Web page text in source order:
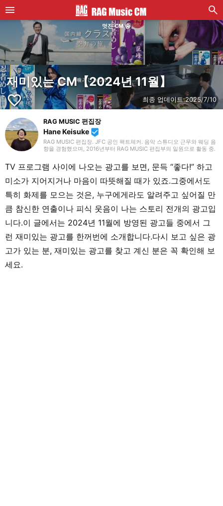
멋진 CM 송
재미있는 CM【2024년 11월】
favorite_border 최종 업데이트:2025/7/10
RAG MUSIC 편집장
Hane Keisuke beenhere
RAG MUSIC 편집장. JFC 공인 팩트체커. 음악 스튜디오 근무와 웨딩 음
향을 경험했으며, 2016년부터 RAG MUSIC 편집부의 일원으로 활동 중.
후에는 밴드에서 드럼 등 다양한 악기를 경험. 각종 곡 소개 글을 비롯해,
각지의 음악 페스티벌 소개 기사와 라이브 리포트 등, 자신의 음악 활동
과 지금까지의 업무로 쌓아 온 경험을 바탕으로 매일 기사를 제작하고 있
습니다. 음악은 국내외 록은 물론, 최근에는 J-POP도 폭넓게 즐겨 듣습
니다.
TV 프로그램 사이에 나오는 광고를 보면, 문득 “좋다!” 하고
미소가 지어지거나 마음이 따뜻해질 때가 있죠.그중에서도
특히 화제를 모으는 것은, 누구에게라도 알려주고 싶어질 만
큼 참신한 연출이나 피식 웃음이 나는 스토리 전개의 광고입
니다.이 글에서는 2024년 11월에 방영된 광고들 중에서 그
런 재미있는 광고를 한꺼번에 소개합니다.다시 보고 싶은 광
고가 있는 분, 재미있는 광고를 찾고 계신 분은 꼭 확인해 보
세요.